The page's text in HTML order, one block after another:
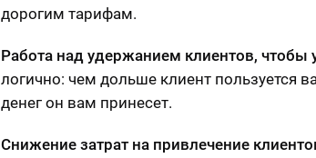
дорогим тарифам.
Работа над удержанием клиентов, чтобы
логично: чем дольше клиент пользуется
денег он вам принесет.
Снижение затрат на привлечение